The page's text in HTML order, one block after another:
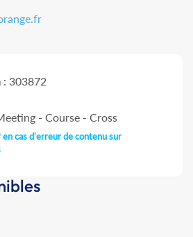
: 303872
- Course - Cross
cas d'erreur de contenu sur